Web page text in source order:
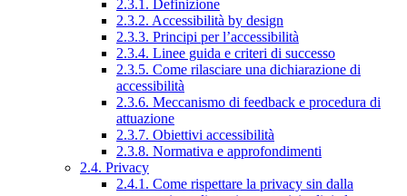
2.3.1. Definizione
2.3.2. Accessibilità by design
2.3.3. Principi per l’accessibilità
2.3.4. Linee guida e criteri di successo
2.3.5. Come rilasciare una dichiarazione di
accessibilità
2.3.6. Meccanismo di feedback e procedura di
attuazione
2.3.7. Obiettivi accessibilità
2.3.8. Normativa e approfondimenti
2.4. Privacy
2.4.1. Come rispettare la privacy sin dalla